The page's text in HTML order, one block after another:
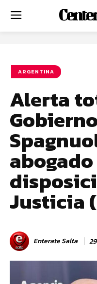
ARGENTINA
Alerta
Justicia
Enterate Salta